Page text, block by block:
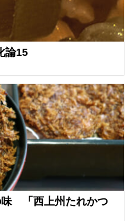
論15
味 「西上州たれかつ